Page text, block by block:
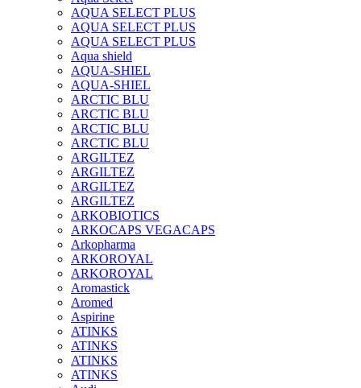
AQUA SELECT PLUS
AQUA SELECT PLUS
AQUA SELECT PLUS
Aqua shield
AQUA-SHIEL
AQUA-SHIEL
ARCTIC BLU
ARCTIC BLU
ARCTIC BLU
ARCTIC BLU
ARGILTEZ
ARGILTEZ
ARGILTEZ
ARGILTEZ
ARKOBIOTICS
ARKOCAPS VEGACAPS
Arkopharma
ARKOROYAL
ARKOROYAL
Aromastick
Aromed
Aspirine
ATINKS
ATINKS
ATINKS
ATINKS